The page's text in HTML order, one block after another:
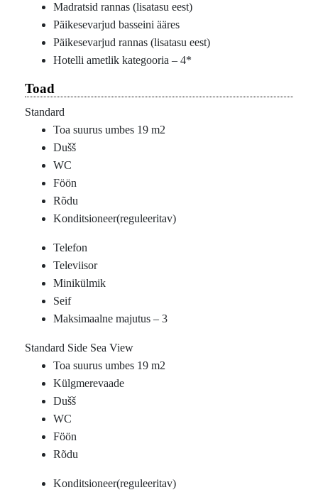
Madratsid rannas (lisatasu eest)
Päikesevarjud basseini ääres
Päikesevarjud rannas (lisatasu eest)
Hotelli ametlik kategooria – 4*
Toad
Standard
Toa suurus umbes 19 m2
Dušš
WC
Föön
Rõdu
Konditsioneer(reguleeritav)
Telefon
Televiisor
Minikülmik
Seif
Maksimaalne majutus – 3
Standard Side Sea View
Toa suurus umbes 19 m2
Külgmerevaade
Dušš
WC
Föön
Rõdu
Konditsioneer(reguleeritav)